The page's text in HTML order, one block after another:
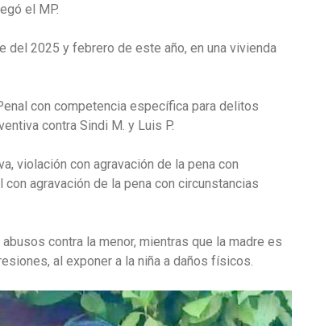
el MP.
del 2025 y febrero de este año, en una vivienda
con competencia específica para delitos
contra Sindi M. y Luis P.
violación con agravación de la pena con
agravación de la pena con circunstancias
contra la menor, mientras que la madre es
al exponer a la niña a daños físicos.